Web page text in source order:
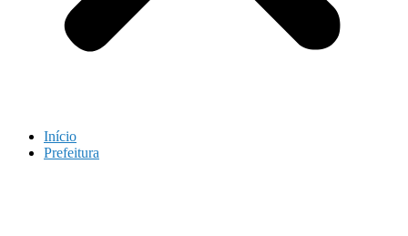
Início
Prefeitura